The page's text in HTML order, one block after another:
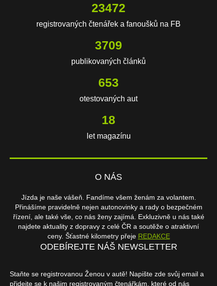
23472
registrovaných čtenářek a fanoušků na FB
3709
publikovaných článků
653
otestovaných aut
18
let magazínu
O NÁS
Jízda je naše vášeň. Fandíme všem ženám za volantem.
Přinášíme pravidelně nejen autonovinky a rady o bezpečném
řízení, ale také vše, co nás ženy zajímá. Exkluzivně u nás také
najdete aktuality z dopravy z celé ČR a soutěže o atraktivní
ceny. Šťastné kilometry přeje REDAKCE
ODEBÍREJTE NÁŠ NEWSLETTER
Staňte se registrovanou Ženou v autě! Napište zde svůj email a
přidejte se k našim registrovaným čtenářkám, které od nás